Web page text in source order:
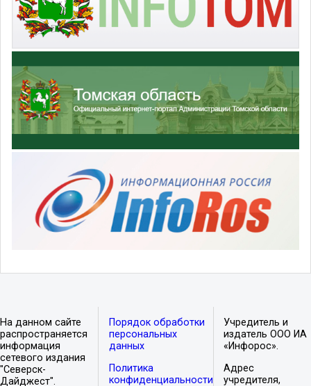
На данном сайте
распространяется
информация
сетевого издания
"Северск-
Дайджест".
Порядок обработки
персональных
данных
Политика
конфиденциальности
Учредитель и
издатель ООО ИА
«Инфорос».
Адрес
учредителя,